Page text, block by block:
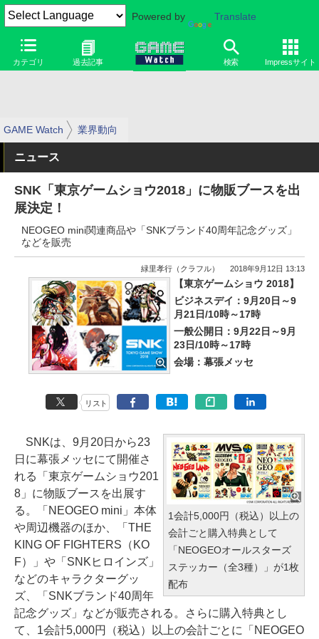
Powered by Translate
カテゴリ 過去記事 検索 Impressサイト
GAME Watch 業界動向
ニュース
SNK「東京ゲームショウ2018」に物販ブースを出
展決定！
NEOGEO mini関連商品や「SNKブランド40周年記念グッズ」
などを販売
緑里孝行（クラフル） 2018年9月12日 13:13
【東京ゲームショウ 2018】
ビジネスデイ：9月20日～9
月21日/10時～17時
一般公開日：9月22日～9月
23日/10時～17時
会場：幕張メッセ
リスト
1会計5,000円（税込）以上の
会計ごと購入特典として
「NEOGEOオールスターズ
ステッカー（全3種）」が1枚
配布
SNKは、9月20日から23
日に幕張メッセにて開催さ
れる「東京ゲームショウ201
8」に物販ブースを出展す
る。「NEOGEO mini」本体
や周辺機器のほか、「THE
KING OF FIGHTERS（KO
F）」や「SNKヒロインズ」
などのキャラクターグッ
ズ、「SNKブランド40周年
記念グッズ」などが販売される。さらに購入特典とし
て、1会計5,000円（税込）以上の会計ごとに「NEOGEO